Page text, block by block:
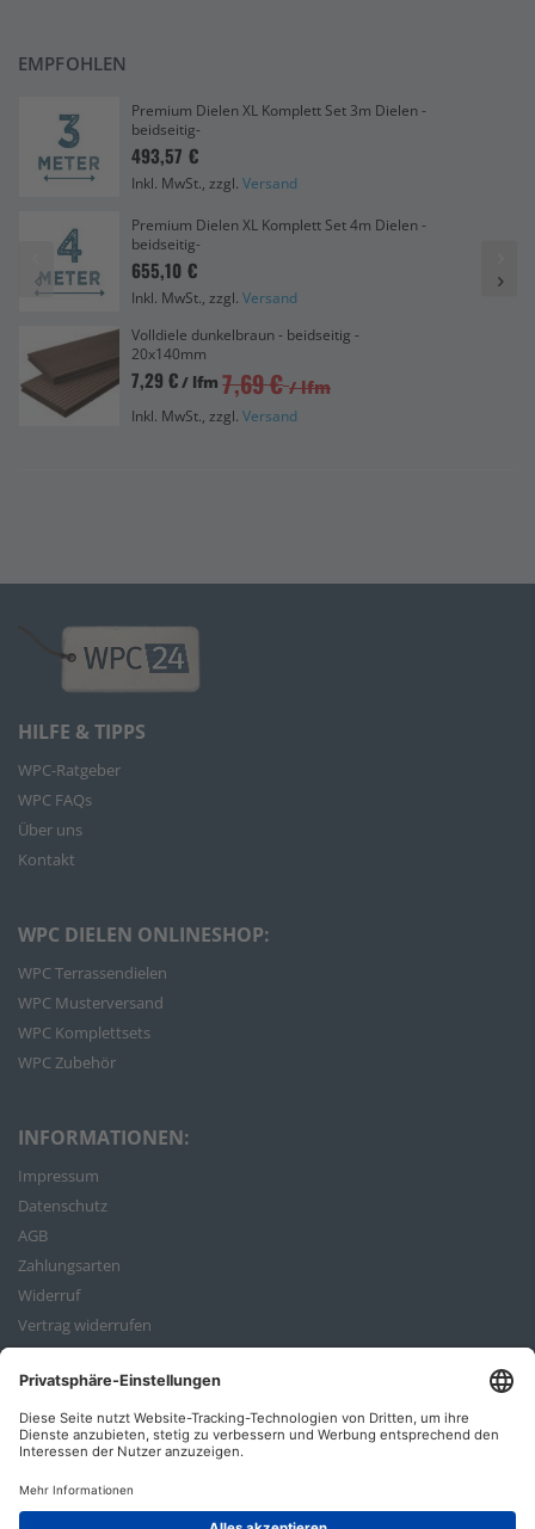
EMPFOHLEN
Premium Dielen XL Komplett Set 3m Dielen -
beidseitig-
493,57 €
Inkl. MwSt., zzgl. Versand
Premium Dielen XL Komplett Set 4m Dielen -
beidseitig-
655,10 €
Inkl. MwSt., zzgl. Versand
Volldiele dunkelbraun - beidseitig -
20x140mm
7,29 €/ lfm 7,69 € / lfm
Inkl. MwSt., zzgl. Versand
HILFE & TIPPS
WPC-Ratgeber
WPC FAQs
Über uns
Kontakt
WPC DIELEN ONLINESHOP:
WPC Terrassendielen
WPC Musterversand
WPC Komplettsets
WPC Zubehör
INFORMATIONEN:
Impressum
Datenschutz
AGB
Zahlungsarten
Widerruf
Vertrag widerrufen
Bestellvorgang
ZAHLUNGSARTEN: